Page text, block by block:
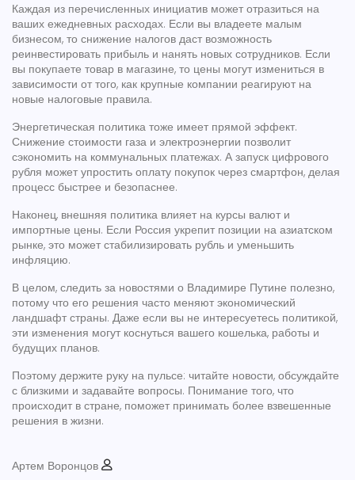
Каждая из перечисленных инициатив может отразиться на
ваших ежедневных расходах. Если вы владеете малым
бизнесом, то снижение налогов даст возможность
реинвестировать прибыль и нанять новых сотрудников. Если
вы покупаете товар в магазине, то цены могут измениться в
зависимости от того, как крупные компании реагируют на
новые налоговые правила.
Энергетическая политика тоже имеет прямой эффект.
Снижение стоимости газа и электроэнергии позволит
сэкономить на коммунальных платежах. А запуск цифрового
рубля может упростить оплату покупок через смартфон, делая
процесс быстрее и безопаснее.
Наконец, внешняя политика влияет на курсы валют и
импортные цены. Если Россия укрепит позиции на азиатском
рынке, это может стабилизировать рубль и уменьшить
инфляцию.
В целом, следить за новостями о Владимире Путине полезно,
потому что его решения часто меняют экономический
ландшафт страны. Даже если вы не интересуетесь политикой,
эти изменения могут коснуться вашего кошелька, работы и
будущих планов.
Поэтому держите руку на пульсе: читайте новости, обсуждайте
с близкими и задавайте вопросы. Понимание того, что
происходит в стране, поможет принимать более взвешенные
решения в жизни.
Артем Воронцов